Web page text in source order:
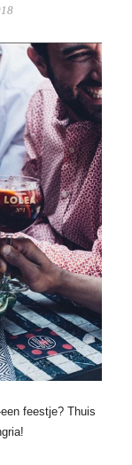
feestje? Thuis